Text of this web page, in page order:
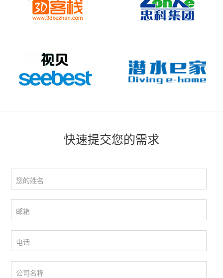
快速提交您的需求
您的姓名
邮箱
电话
公司名称